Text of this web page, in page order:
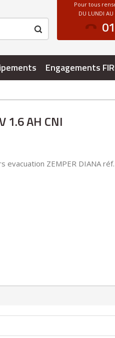
Pour tous
DU LUNDI AU
Engagements
1.6 AH CNI
evacuation ZEMPER DIANA réf.